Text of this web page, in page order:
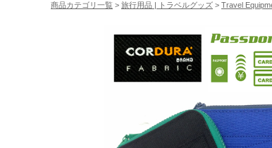
商品カテゴリ一覧 > 旅行用品 | トラベルグッズ > Travel